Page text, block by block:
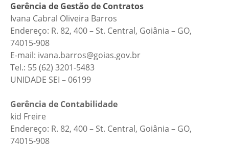
Gerência de Gestão de Contratos
Ivana Cabral Oliveira Barros
Endereço: R. 82, 400 – St. Central, Goiânia – GO,
74015-908
E-mail: ivana.barros@goias.gov.br
Tel.: 55 (62) 3201-5483
UNIDADE SEI – 06199
Gerência de Contabilidade
kid Freire
Endereço: R. 82, 400 – St. Central, Goiânia – GO,
74015-908